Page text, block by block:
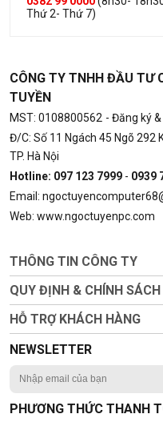
Thứ 2- Thứ 7)
CÔNG TY TNHH ĐẦU TƯ
TUYỀN
MST: 0108800562 - Đăng ký
Đ/C: Số 11 Ngách 45 Ngõ 292
TP. Hà Nội
Hotline: 097 123 7999 - 0939
Email:
Web: www.ngoctuyenpc.com
THÔNG TIN CÔNG TY
QUY ĐỊNH & CHÍNH SÁCH
HỖ TRỢ KHÁCH HÀNG
NEWSLETTER
PHƯƠNG THỨC THANH